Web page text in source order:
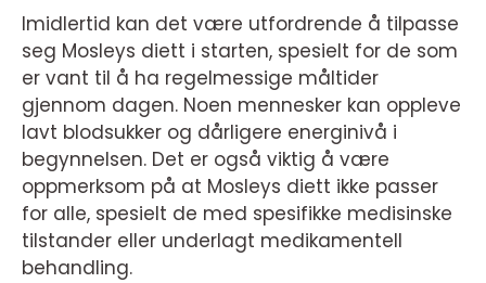
Imidlertid kan det være utfordrende å tilpasse
seg Mosleys diett i starten, spesielt for de som
er vant til å ha regelmessige måltider
gjennom dagen. Noen mennesker kan oppleve
lavt blodsukker og dårligere energinivå i
begynnelsen. Det er også viktig å være
oppmerksom på at Mosleys diett ikke passer
for alle, spesielt de med spesifikke medisinske
tilstander eller underlagt medikamentell
behandling.